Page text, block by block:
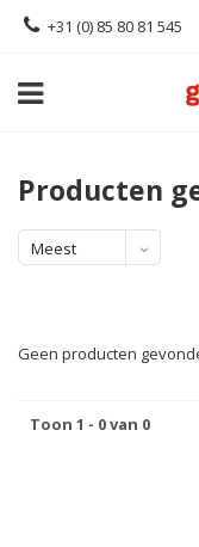
+31 (0) 85 80 81 545
Producten
Meest
Geen producten
Toon 1 - 0 van 0